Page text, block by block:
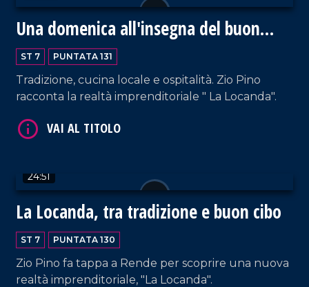
Una domenica all'insegna del buon
gusto
ST 7 PUNTATA 131
Tradizione, cucina locale e ospitalità. Zio Pino
racconta la realtà imprenditoriale " La Locanda".
24:51
La Locanda, tra tradizione e buon cibo
ST 7 PUNTATA 130
Zio Pino fa tappa a Rende per scoprire una nuova
realtà imprenditoriale, "La Locanda".
VAI AL TITOLO